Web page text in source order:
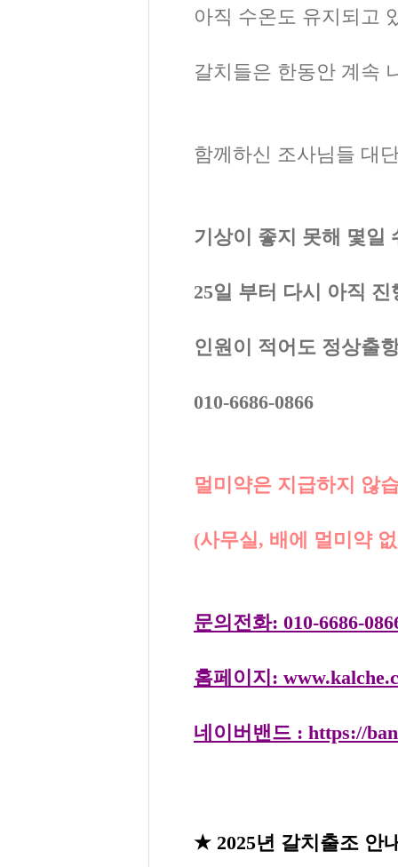
아직 수온도 유지되고
갈치들은 한동안 계속
함께하신 조사님들 대
기상이 좋지 못해 몇일
25일 부터 다시 아직
인원이 적어도 정상출
010-6686-0866
멀미약은 지급하지 않
(사무실, 배에 멀미약
문의전화: 010-6686-
홈페이지:
네이버밴드 : https://
★ 2025년 갈치출조 안